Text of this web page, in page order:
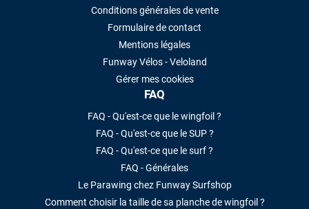
Conditions générales de vente
Formulaire de contact
Mentions légales
Funway Vélos - Veloland
Gérer mes cookies
FAQ
FAQ - Qu'est-ce que le wingfoil ?
FAQ - Qu'est-ce que le SUP ?
FAQ - Qu'est-ce que le surf ?
FAQ - Générales
Le Parawing chez Funway Surfshop
Comment choisir la taille de sa planche de wingfoil ?